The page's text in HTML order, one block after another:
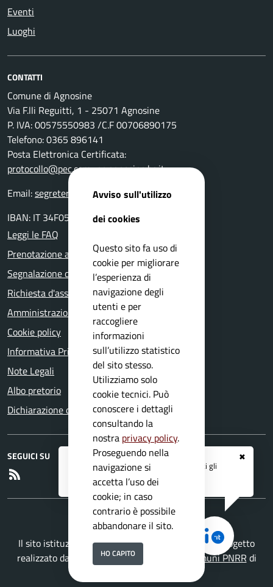
✖
Registrati ai serviziAPP IO
e ricevi tutti gli
aggiornamenti dall'Ente
Eventi
Luoghi
CONTATTI
Comune di Agnosine
Via F.lli Reguitti, 1 - 25071 Agnosine
P. IVA: 00575550983 /C.F 00706890175
Telefono: 0365 896141
Posta Elettronica Certificata:
protocollo@pec.comune.agnosine.bs.it
Email:segreteria@comune.agnosine.bs.it
IBAN: IT 34F0511654000 0000000 24400
Leggi le FAQ
Prenotazione appuntamento
Segnalazione disservizio
Richiesta d'assistenza
Amministrazione trasparente
Cookie policy
Informativa Privacy
Note Legali
Albo pretorio
Dichiarazione di accessibilità
SEGUICI SU
Il sito istituzionale del Comune di Agnosine è un progetto
realizzato da
Secoval srlcon la Soluzione Comuni PNRR di
Avviso sull'utilizzo
dei cookies
Questo sito fa uso di
cookie per migliorare
l’esperienza di
navigazione degli
utenti e per
raccogliere
informazioni
sull’utilizzo statistico
del sito stesso.
Utilizziamo solo
cookie tecnici. Può
conoscere i dettagli
consultando la
nostra privacy policy.
Proseguendo nella
navigazione si
accetta l’uso dei
cookie; in caso
contrario è possibile
abbandonare il sito.
HO CAPITO